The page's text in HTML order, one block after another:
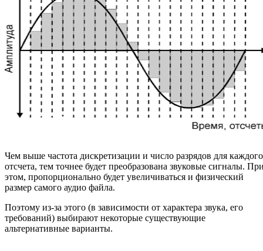
Чем выше частота дискретизации и число разрядов для каждого
отсчета, тем точнее будет преобразована звуковые сигналы.
этом, пропорционально будет увеличиваться и физический
размер самого аудио файла.
Поэтому из-за этого (в зависимости от характера звука, его
требований) выбирают некоторые существующие
альтернативные варианты.